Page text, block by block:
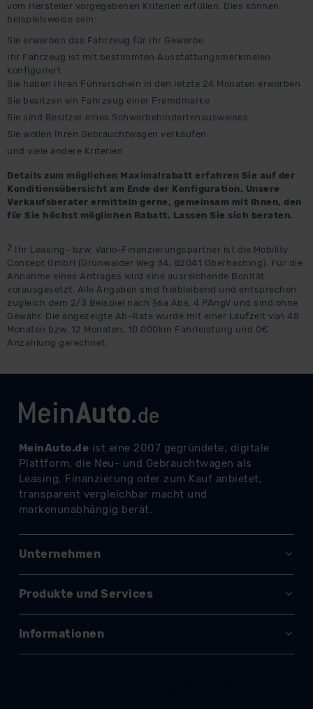
vom Hersteller vorgegebenen Kriterien erfüllen. Dies können
beispielsweise sein:
Sie erwerben das Fahrzeug für Ihr Gewerbe
Ihr Fahrzeug ist mit bestimmten Ausstattungsmerkmalen
konfiguriert
Sie haben Ihren Führerschein in den letzte 24 Monaten erworben
Sie besitzen ein Fahrzeug einer Fremdmarke
Sie sind Besitzer eines Schwerbehindertenausweises
Sie wollen Ihren Gebrauchtwagen verkaufen
und viele andere Kriterien
Details zum möglichen Maximalrabatt erfahren Sie auf der
Konditionsübersicht am Ende der Konfiguration. Unsere
Verkaufsberater ermitteln gerne, gemeinsam mit Ihnen, den
für Sie höchst möglichen Rabatt. Lassen Sie sich beraten.
2 Ihr Leasing- bzw. Vario-Finanzierungspartner ist die Mobility
Concept GmbH (Grünwalder Weg 34, 82041 Oberhaching). Für die
Annahme eines Antrages wird eine ausreichende Bonität
vorausgesetzt. Alle Angaben sind freibleibend und entsprechen
zugleich dem 2/3 Beispiel nach §6a Abs. 4 PAngV und sind ohne
Gewähr. Die angezeigte Ab-Rate wurde mit einer Laufzeit von 48
Monaten bzw. 12 Monaten, 10.000km Fahrleistung und 0€
Anzahlung gerechnet.